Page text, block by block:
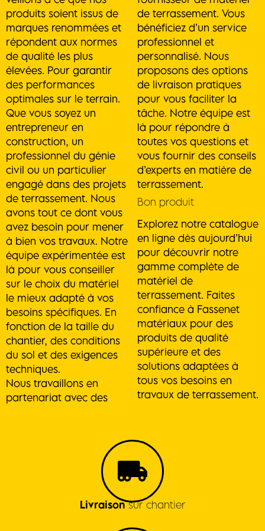
produits soient issus de
marques renommées et
répondent aux normes
de qualité les plus
élevées. Pour garantir
des performances
optimales sur le terrain.
Que vous soyez un
entrepreneur en
construction, un
professionnel du génie
civil ou un particulier
engagé dans des projets
de terrassement. Nous
avons tout ce dont vous
avez besoin pour mener
à bien vos travaux. Notre
équipe expérimentée est
là pour vous conseiller
sur le choix du matériel
le mieux adapté à vos
besoins spécifiques. En
fonction de la taille du
chantier, des conditions
du sol et des exigences
techniques.
Nous travaillons en
partenariat avec des
de terrassement. Vous
bénéficiez d’un service
professionnel et
personnalisé. Nous
proposons des options
de livraison pratiques
pour vous faciliter la
tâche. Notre équipe est
là pour répondre à
toutes vos questions et
vous fournir des conseils
d’experts en matière de
terrassement.
Bon produit
Explorez notre catalogue
en ligne dès aujourd’hui
pour découvrir notre
gamme complète de
matériel de
terrassement. Faites
confiance à Fassenet
matériaux pour des
produits de qualité
supérieure et des
solutions adaptées à
tous vos besoins en
travaux de terrassement.
Livraisonsur chantier